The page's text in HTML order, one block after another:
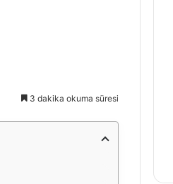
3 dakika okuma süresi